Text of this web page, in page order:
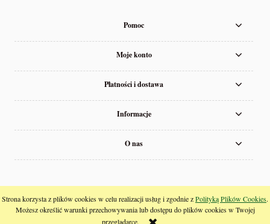
Strona korzysta z plików cookies w celu realizacji usług i zgodnie zPolityką Plików Cookies.
Możesz określić warunki przechowywania lub dostępu do plików cookies w Twojej
przeglądarce.
Pomoc
Moje konto
Płatności i dostawa
Informacje
O nas
pokaż pełną wersję strony